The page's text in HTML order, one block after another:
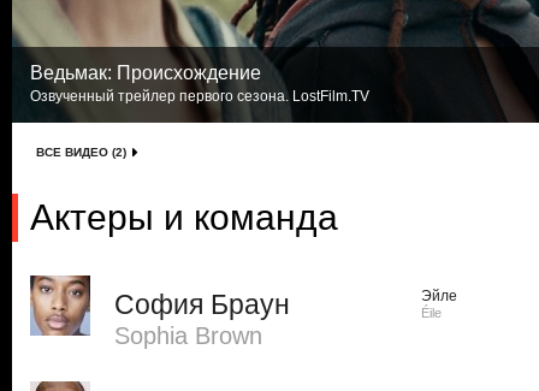
Ведьмак: Происхождение
Озвученный трейлер первого сезона. LostFilm.TV
ВСЕ ВИДЕО (2)
Актеры и команда
София Браун
Sophia Brown
Эйле
Éile